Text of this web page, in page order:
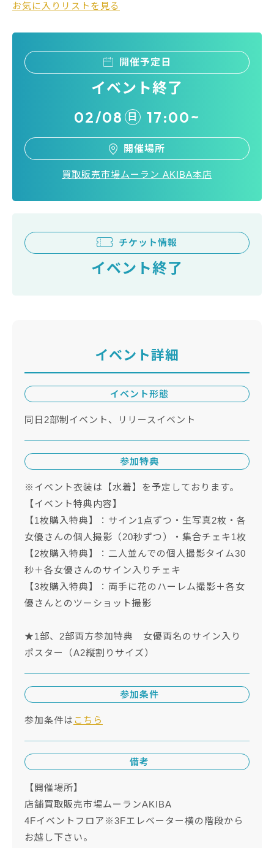
お気に入りリストを見る
開催予定日
イベント終了
02/08 日 17:00~
開催場所
買取販売市場ムーラン AKIBA本店
チケット情報
イベント終了
イベント詳細
イベント形態
同日2部制イベント、リリースイベント
参加特典
※イベント衣装は【水着】を予定しております。
【イベント特典内容】
【1枚購入特典】：サイン1点ずつ・生写真2枚・各
女優さんの個人撮影（20秒ずつ）・集合チェキ1枚
【2枚購入特典】：二人並んでの個人撮影タイム30
秒＋各女優さんのサイン入りチェキ
【3枚購入特典】：両手に花のハーレム撮影＋各女
優さんとのツーショット撮影
★1部、2部両方参加特典 女優両名のサイン入り
ポスター（A2縦割りサイズ）
参加条件
参加条件は こちら
備考
【開催場所】
店舗買取販売市場ムーランAKIBA
4Fイベントフロア※3Fエレベーター横の階段から
お越し下さい。